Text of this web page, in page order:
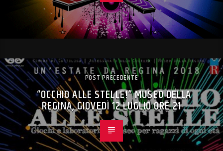
POST PRECEDENTE
“OCCHIO ALLE STELLE!” MUSEO DELLA
REGINA, GIOVEDÌ 12 LUGLIO ORE 21